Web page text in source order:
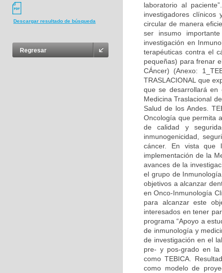
Descargar resultado de búsqueda
Regresar
laboratorio al
investigadores
circular de manera
ser insumo
investigación en
terapéuticas contra el
pequeñas) para frenar
CÁncer) (Anexo:
TRASLACIONAL que
que se desarrollará
Medicina Traslacional
Salud de los Andes.
Oncología que permita
de calidad y
inmunogenicidad,
cáncer. En vista que
implementación de la
avances de la
el grupo de
objetivos a alcanzar
en Onco-Inmunología
para alcanzar este
interesados en tener
programa “Apoyo a
de inmunología y
de investigación en el
pre- y pos-grado en la
como TEBICA.
como modelo de